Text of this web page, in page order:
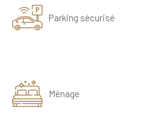
Parking sécurisé
Ménage